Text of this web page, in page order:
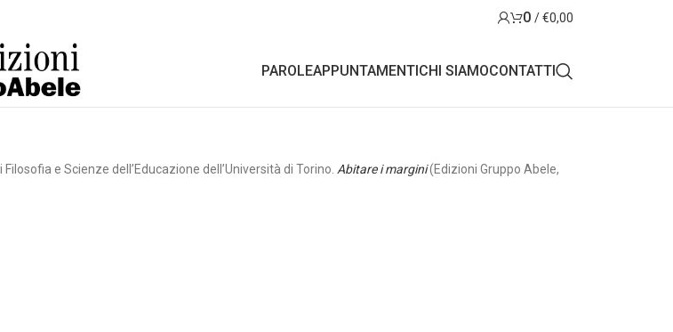
0 /€0,00
PAROLEAPPUNTAMENTICHI SIAMOCONTATTI
e Scienze dell’Educazione dell’Università di Torino. Abitare i margini(Edizioni Gruppo Abele,